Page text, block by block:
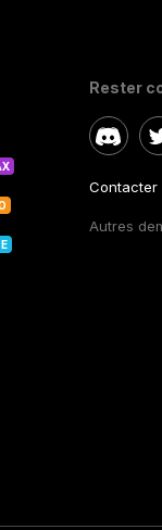
Rester
Contacter
Autres